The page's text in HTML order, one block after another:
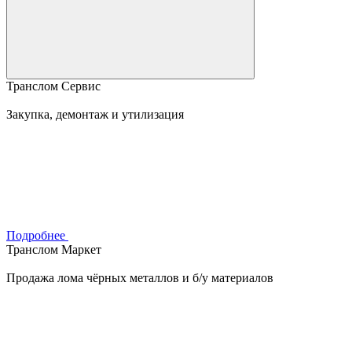
Транслом Сервис
Закупка, демонтаж и утилизация
Подробнее
Транслом Маркет
Продажа лома чёрных металлов и б/у материалов